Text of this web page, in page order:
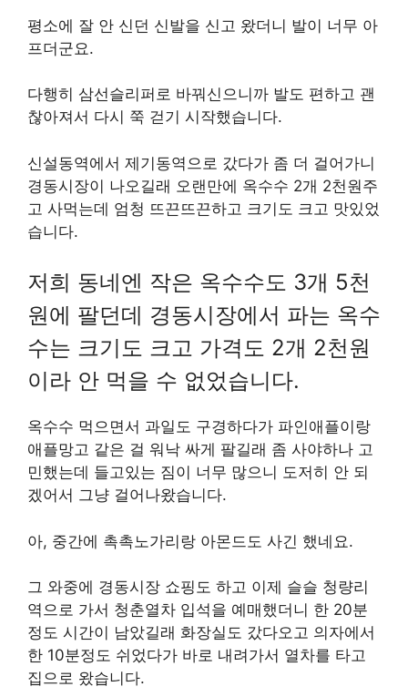
평소에 잘 안 신던 신발을 신고 왔더니 발이 너무 아
프더군요.
다행히 삼선슬리퍼로 바꿔신으니까 발도 편하고 괜
찮아져서 다시 쭉 걷기 시작했습니다.
신설동역에서 제기동역으로 갔다가 좀 더 걸어가니
경동시장이 나오길래 오랜만에 옥수수 2개 2천원주
고 사먹는데 엄청 뜨끈뜨끈하고 크기도 크고 맛있었
습니다.
저희 동네엔 작은 옥수수도 3개 5천
원에 팔던데 경동시장에서 파는 옥수
수는 크기도 크고 가격도 2개 2천원
이라 안 먹을 수 없었습니다.
옥수수 먹으면서 과일도 구경하다가 파인애플이랑
애플망고 같은 걸 워낙 싸게 팔길래 좀 사야하나 고
민했는데 들고있는 짐이 너무 많으니 도저히 안 되
겠어서 그냥 걸어나왔습니다.
아, 중간에 촉촉노가리랑 아몬드도 사긴 했네요.
그 와중에 경동시장 쇼핑도 하고 이제 슬슬 청량리
역으로 가서 청춘열차 입석을 예매했더니 한 20분
정도 시간이 남았길래 화장실도 갔다오고 의자에서
한 10분정도 쉬었다가 바로 내려가서 열차를 타고
집으로 왔습니다.